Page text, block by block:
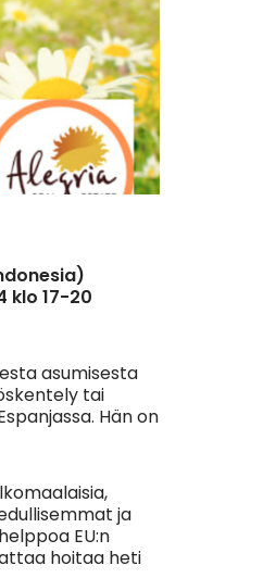
klo 17-20
asumisesta
tai
Hän on
ja
EU:n
hoitaa heti